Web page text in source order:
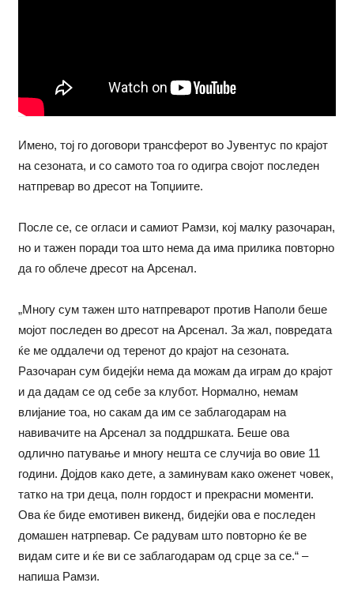
Имено, тој го договори трансферот во Јувентус по крајот
на сезоната, и со самото тоа го одигра својот последен
натпревар во дресот на Топџиите.
После се, се огласи и самиот Рамзи, кој малку разочаран,
но и тажен поради тоа што нема да има прилика повторно
да го облече дресот на Арсенал.
„Многу сум тажен што натпреварот против Наполи беше
мојот последен во дресот на Арсенал. За жал, повредата
ќе ме оддалечи од теренот до крајот на сезоната.
Разочаран сум бидејќи нема да можам да играм до крајот
и да дадам се од себе за клубот. Нормално, немам
влијание тоа, но сакам да им се заблагодарам на
навивачите на Арсенал за поддршката. Беше ова
одлично патување и многу нешта се случија во овие 11
години. Дојдов како дете, а заминувам како оженет човек,
татко на три деца, полн гордост и прекрасни моменти.
Ова ќе биде емотивен викенд, бидејќи ова е последен
домашен натрпевар. Се радувам што повторно ќе ве
видам сите и ќе ви се заблагодарам од срце за се.“ –
напиша Рамзи.